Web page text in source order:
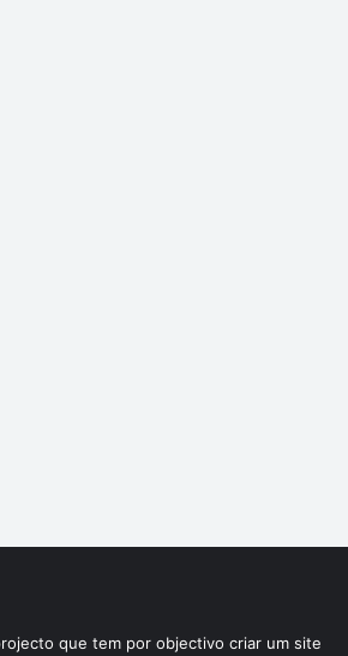
que tem por objectivo criar um site